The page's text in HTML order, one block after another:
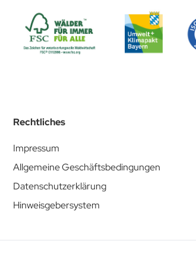
Rechtliches
Impressum
Allgemeine Geschäftsbedingungen
Datenschutzerklärung
Hinweisgebersystem